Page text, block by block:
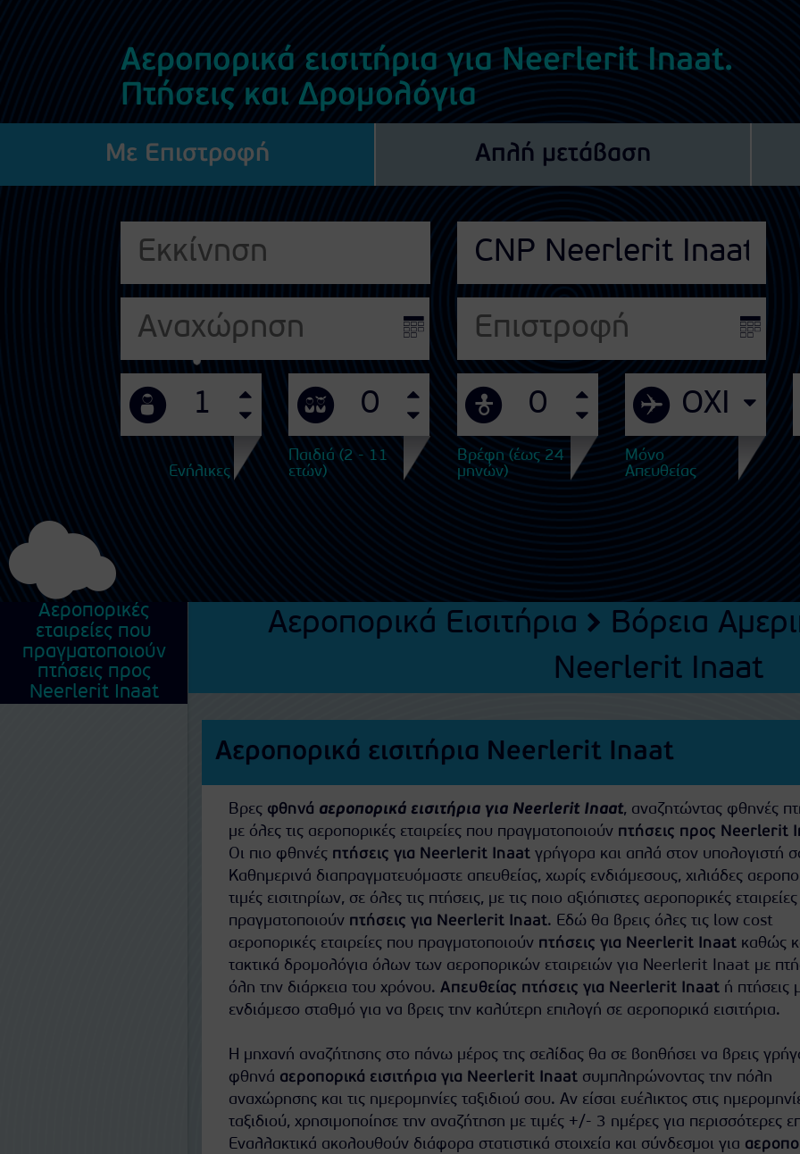
Αεροπορικά εισιτήρια για Neerlerit Inaat.
Πτήσεις και Δρομολόγια
Με Επιστροφή Απλή μετάβαση
Ενήλικες
Παιδιά (2 - 11
ετών)
Βρέφη (έως 24
μηνών)
Μόνο
Απευθείας
Αεροπορικές
εταιρείες που
πραγματοποιούν
πτήσεις προς
Neerlerit Inaat
Αεροπορικά Εισιτήρια Βόρεια
Neerlerit Inaat
Αεροπορικά εισιτήρια Neerlerit Inaat
Βρες φθηνά αεροπορικά εισιτήρια για Neerlerit Inaat, αναζητώντας φθηνές
με όλες τις αεροπορικές εταιρείες που πραγματοποιούν πτήσεις προς Neerlerit
Οι πιο φθηνές πτήσεις για Neerlerit Inaatγρήγορα και απλά στον υπολογιστή
Καθημερινά διαπραγματευόμαστε απευθείας, χωρίς ενδιάμεσους, χιλιάδες
τιμές εισιτηρίων, σε όλες τις πτήσεις, με τις ποιο αξιόπιστες αεροπορικές
πραγματοποιούν πτήσεις για Neerlerit Inaat. Εδώ θα βρεις όλες τις low cost
αεροπορικές εταιρείες που πραγματοποιούν πτήσεις για Neerlerit Inaatκαθώς
τακτικά δρομολόγια όλων των αεροπορικών εταιρειών για Neerlerit Inaat με
όλη την διάρκεια του χρόνου. Απευθείας πτήσεις για Neerlerit Inaatή πτήσεις
ενδιάμεσο σταθμό για να βρεις την καλύτερη επιλογή σε αεροπορικά εισιτήρια.
Η μηχανή αναζήτησης στο πάνω μέρος της σελίδας θα σε βοηθήσει να βρεις
φθηνά αεροπορικά εισιτήρια για Neerlerit Inaatσυμπληρώνοντας την πόλη
αναχώρησης και τις ημερομηνίες ταξιδιού σου. Αν είσαι ευέλικτος στις
ταξιδιού, χρησιμοποίησε την αναζήτηση με τιμές +/- 3 ημέρες για περισσότερες
Εναλλακτικά ακολουθούν διάφορα στατιστικά στοιχεία και σύνδεσμοι για